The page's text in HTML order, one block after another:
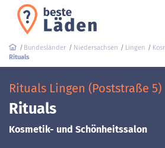
Bundesländer Niedersachsen Lingen
Rituals
Rituals Lingen (Poststraße 5)
Rituals
Kosmetik- und Schönheitssalon